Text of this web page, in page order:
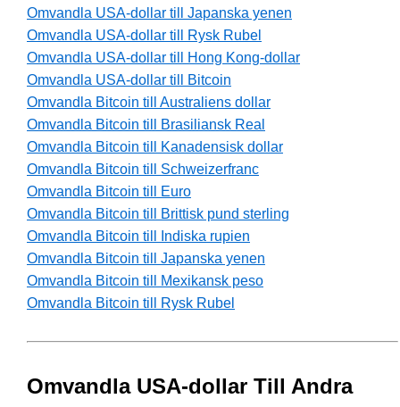
Omvandla USA-dollar till Japanska yenen
Omvandla USA-dollar till Rysk Rubel
Omvandla USA-dollar till Hong Kong-dollar
Omvandla USA-dollar till Bitcoin
Omvandla Bitcoin till Australiens dollar
Omvandla Bitcoin till Brasiliansk Real
Omvandla Bitcoin till Kanadensisk dollar
Omvandla Bitcoin till Schweizerfranc
Omvandla Bitcoin till Euro
Omvandla Bitcoin till Brittisk pund sterling
Omvandla Bitcoin till Indiska rupien
Omvandla Bitcoin till Japanska yenen
Omvandla Bitcoin till Mexikansk peso
Omvandla Bitcoin till Rysk Rubel
Omvandla USA-dollar Till Andra